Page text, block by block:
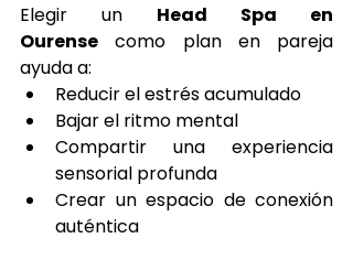
Elegir un Head Spa en
Ourense como plan en pareja
ayuda a:
Reducir el estrés acumulado
Bajar el ritmo mental
Compartir una experiencia
sensorial profunda
Crear un espacio de conexión
auténtica